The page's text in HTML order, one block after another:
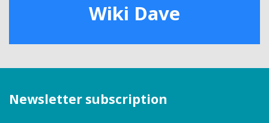
Wiki Dave
Newsletter subscription